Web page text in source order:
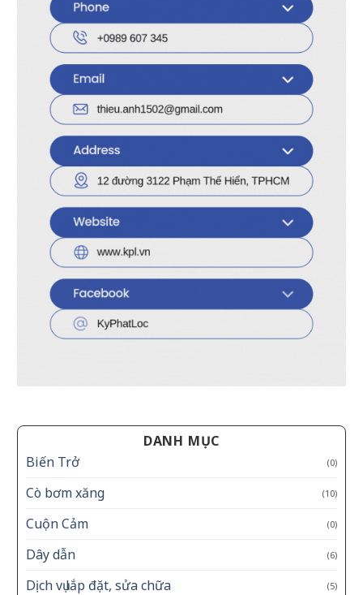
DANH MỤC
Biến Trở
(0)
Cò bơm xăng (10)
Cuộn Cảm (0)
Dây dẫn (6)
Dịch vụ lắp đặt, sửa chữa (5)